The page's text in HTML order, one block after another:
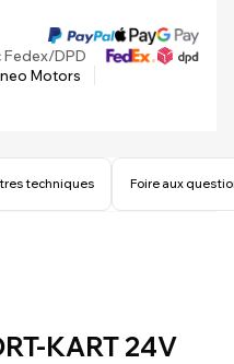
Fedex/DPD
Motors
techniques Foire aux
KART 24V